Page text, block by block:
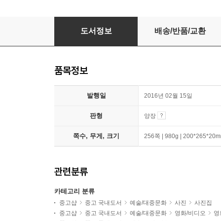
그랜드 부다페스트 호텔
도서정보 배송/반품/교환
품목정보
발행일 2016년 02월 15일
판형 양장
쪽수, 무게, 크기 256쪽 | 980g |
관련분류
카테고리 분류
중고샵 중고 국내도서 예술/대중문화 사진
사진집
중고샵
중고 국내도서 예술/대중문화 영화/비디오
영